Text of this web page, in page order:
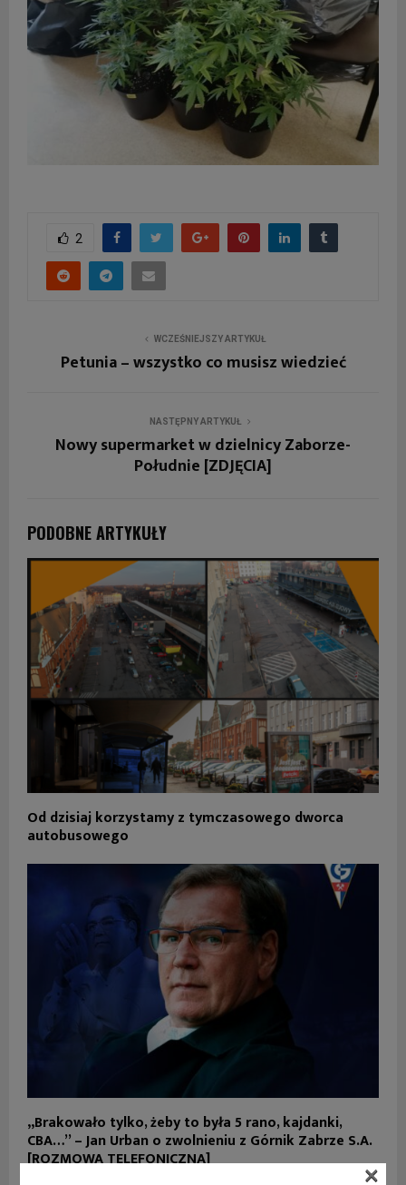
2
WCZEŚNIEJSZY ARTYKUŁ
Petunia – wszystko co musisz wiedzieć
NASTĘPNY ARTYKUŁ
Nowy supermarket w dzielnicy Zaborze-
Południe [ZDJĘCIA]
PODOBNE ARTYKUŁY
Od dzisiaj korzystamy z tymczasowego dworca
autobusowego
„Brakowało tylko, żeby to była 5 rano, kajdanki,
CBA…” – Jan Urban o zwolnieniu z Górnik Zabrze S.A.
[ROZMOWA TELEFONICZNA] ×